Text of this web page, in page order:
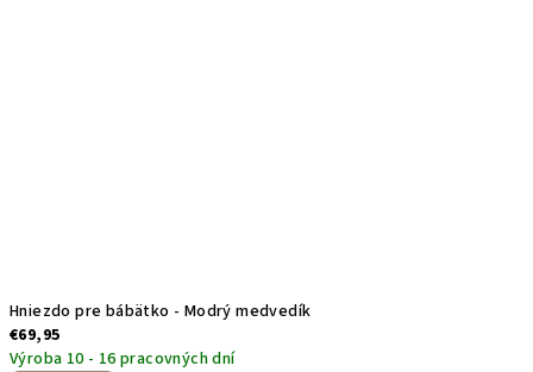
Hniezdo pre bábätko - Modrý medvedík
€69,95
Výroba 10 - 16 pracovných dní